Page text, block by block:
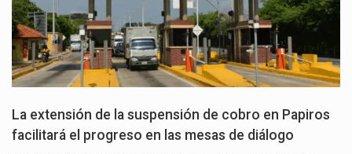
La extensión de la suspensión de cobro en Papiros
facilitará el progreso en las mesas de diálogo